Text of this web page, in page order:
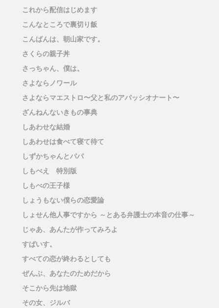
これから配信はじめます
こんなところで裏切り飯
こんばんは、朝山家です。
さくらの親子丼
さっちゃん、僕は。
さよならノワール
さよならマエストロ〜父と私のアパッシオナート〜
ざんねんないきもの事典
しあわせな結婚
しあわせは食べて寝て待て
しずかちゃんとパパ
しもべえ 特別版
しもべの王子様
しょうもない僕らの恋愛論
しょせん他人事ですから ～とある弁護士の本音の仕事～
じゃあ、あんたが作ってみろよ
すぱいす。
すべての恋が終わるとしても
ぜんぶ、あなたのためだから
そこから先は地獄
その女、ジルバ